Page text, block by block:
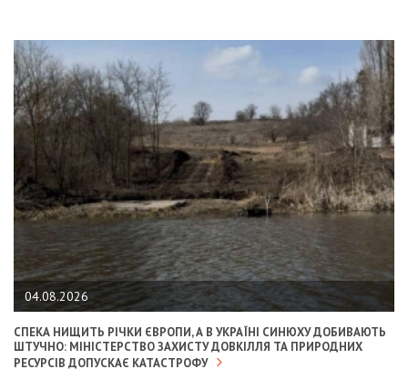
04.08.2026
СПЕКА НИЩИТЬ РІЧКИ ЄВРОПИ, А В УКРАЇНІ СИНЮХУ ДОБИВАЮТЬ
ШТУЧНО: МІНІСТЕРСТВО ЗАХИСТУ ДОВКІЛЛЯ ТА ПРИРОДНИХ
РЕСУРСІВ ДОПУСКАЄ КАТАСТРОФУ